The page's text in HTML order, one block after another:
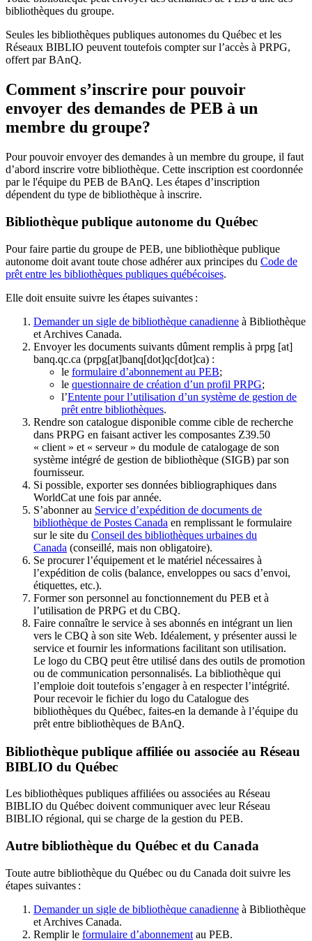
bibliothèques du groupe.
Seules les bibliothèques publiques autonomes du Québec et les
Réseaux BIBLIO peuvent toutefois compter sur l’accès à PRPG,
offert par BAnQ.
Comment s’inscrire pour pouvoir
envoyer des demandes de PEB à un
membre du groupe?
Pour pouvoir envoyer des demandes à un membre du groupe, il faut
d’abord inscrire votre bibliothèque. Cette inscription est coordonnée
par le l'équipe du PEB de BAnQ. Les étapes d’inscription
dépendent du type de bibliothèque à inscrire.
Bibliothèque publique autonome du Québec
Pour faire partie du groupe de PEB, une bibliothèque publique
autonome doit avant toute chose adhérer aux principes du Code de
prêt entre les bibliothèques publiques québécoises.
Elle doit ensuite suivre les étapes suivantes :
Demander un sigle de bibliothèque canadienne à Bibliothèque
et Archives Canada.
Envoyer les documents suivants dûment remplis à prpg [at]
banq.qc.ca (prpg[at]banq[dot]qc[dot]ca) :
le formulaire d’abonnement au PEB;
le questionnaire de création d’un profil PRPG;
l’Entente pour l’utilisation d’un système de gestion de
prêt entre bibliothèques.
Rendre son catalogue disponible comme cible de recherche
dans PRPG en faisant activer les composantes Z39.50
« client » et « serveur » du module de catalogage de son
système intégré de gestion de bibliothèque (SIGB) par son
fournisseur.
Si possible, exporter ses données bibliographiques dans
WorldCat une fois par année.
S’abonner au Service d’expédition de documents de
bibliothèque de Postes Canada en remplissant le formulaire
sur le site du Conseil des bibliothèques urbaines du
Canada (conseillé, mais non obligatoire).
Se procurer l’équipement et le matériel nécessaires à
l’expédition de colis (balance, enveloppes ou sacs d’envoi,
étiquettes, etc.).
Former son personnel au fonctionnement du PEB et à
l’utilisation de PRPG et du CBQ.
Faire connaître le service à ses abonnés en intégrant un lien
vers le CBQ à son site Web. Idéalement, y présenter aussi le
service et fournir les informations facilitant son utilisation.
Le logo du CBQ peut être utilisé dans des outils de promotion
ou de communication personnalisés. La bibliothèque qui
l’emploie doit toutefois s’engager à en respecter l’intégrité.
Pour recevoir le fichier du logo du Catalogue des
bibliothèques du Québec, faites-en la demande à l’équipe du
prêt entre bibliothèques de BAnQ.
Bibliothèque publique affiliée ou associée au Réseau
BIBLIO du Québec
Les bibliothèques publiques affiliées ou associées au Réseau
BIBLIO du Québec doivent communiquer avec leur Réseau
BIBLIO régional, qui se charge de la gestion du PEB.
Autre bibliothèque du Québec et du Canada
Toute autre bibliothèque du Québec ou du Canada doit suivre les
étapes suivantes :
Demander un sigle de bibliothèque canadienne à Bibliothèque
et Archives Canada.
Remplir le formulaire d’abonnement au PEB.